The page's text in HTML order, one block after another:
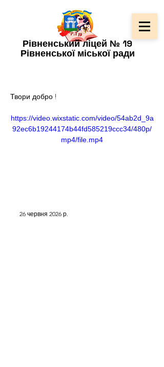
Рівненський ліцей № 19
Рівненської міської ради
Твори добро !
https://video.wixstatic.com/video/54ab2d_9a
92ec6b19244174b44fd585219ccc34/480p/
mp4/file.mp4
26 червня 2026 р.